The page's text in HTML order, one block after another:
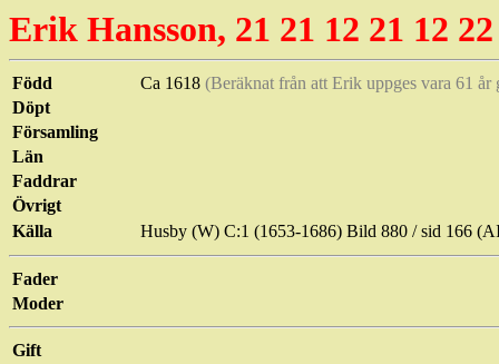
Erik Hansson, 21 21 12 21 12
Född Ca 1618 (Beräknat från att Erik uppges vara 61 år
Döpt
Församling
Län
Faddrar
Övrigt
Källa
Husby (W) C:1 (1653-1686) Bild 880 / sid 166
Fader
Moder
Gift